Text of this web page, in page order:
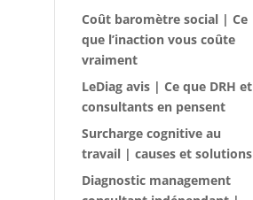
Coût baromètre social | Ce
que l’inaction vous coûte
vraiment
LeDiag avis | Ce que DRH et
consultants en pensent
Surcharge cognitive au
travail | causes et solutions
Diagnostic management